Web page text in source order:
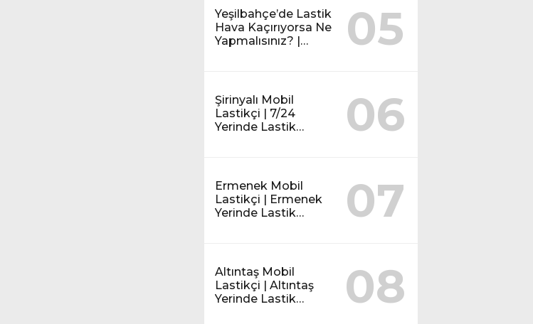
Yeşilbahçe’de Lastik
Hava Kaçırıyorsa Ne
Yapmalısınız? |
05
Şirinyalı Mobil
Lastikçi | 7/24
Yerinde Lastik
06
Ermenek Mobil
Lastikçi | Ermenek
Yerinde Lastik
07
Altıntaş Mobil
Lastikçi | Altıntaş
Yerinde Lastik
08